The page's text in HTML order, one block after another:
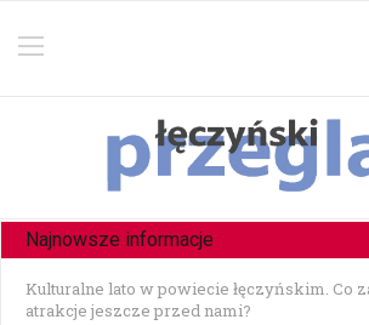
Najnowsze informacje
Kulturalne lato w powiecie łęczyńskim. Co
atrakcje jeszcze przed nami?